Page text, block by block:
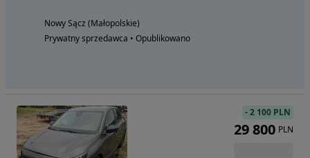
Nowy Sącz (Małopolskie)
Prywatny sprzedawca • Opublikowano
-2 100 PLN
29 800 PLN